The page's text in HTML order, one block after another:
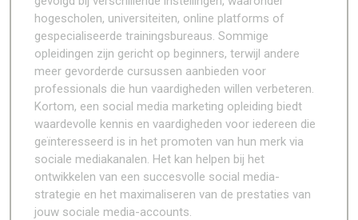
hogescholen, universiteiten, online platforms of
gespecialiseerde trainingsbureaus. Sommige
opleidingen zijn gericht op beginners, terwijl andere
meer gevorderde cursussen aanbieden voor
professionals die hun vaardigheden willen verbeteren.
Kortom, een social media marketing opleiding biedt
waardevolle kennis en vaardigheden voor iedereen die
geïnteresseerd is in het promoten van hun merk via
sociale mediakanalen. Het kan helpen bij het
ontwikkelen van een succesvolle social media-
strategie en het maximaliseren van de prestaties van
jouw sociale media-accounts.